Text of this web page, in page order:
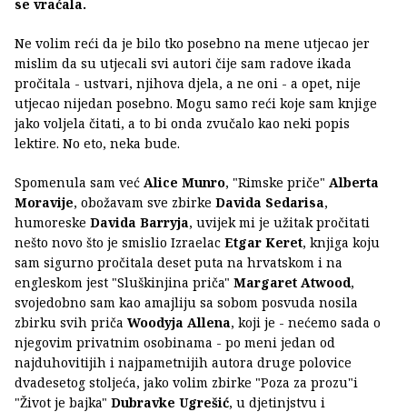
se vraćala.
Ne volim reći da je bilo tko posebno na mene utjecao jer
mislim da su utjecali svi autori čije sam radove ikada
pročitala - ustvari, njihova djela, a ne oni - a opet, nije
utjecao nijedan posebno. Mogu samo reći koje sam knjige
jako voljela čitati, a to bi onda zvučalo kao neki popis
lektire. No eto, neka bude.
Spomenula sam već Alice Munro, "Rimske priče" Alberta
Moravije, obožavam sve zbirke Davida Sedarisa,
humoreske Davida Barryja, uvijek mi je užitak pročitati
nešto novo što je smislio Izraelac Etgar Keret, knjiga koju
sam sigurno pročitala deset puta na hrvatskom i na
engleskom jest "Sluškinjina priča" Margaret Atwood,
svojedobno sam kao amajliju sa sobom posvuda nosila
zbirku svih priča Woodyja Allena, koji je - nećemo sada o
njegovim privatnim osobinama - po meni jedan od
najduhovitijih i najpametnijih autora druge polovice
dvadesetog stoljeća, jako volim zbirke "Poza za prozu"i
"Život je bajka" Dubravke Ugrešić, u djetinjstvu i